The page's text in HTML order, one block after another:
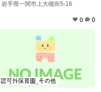
岩手県一関市上大槻街5-16
0 0
認可外保育園_その他